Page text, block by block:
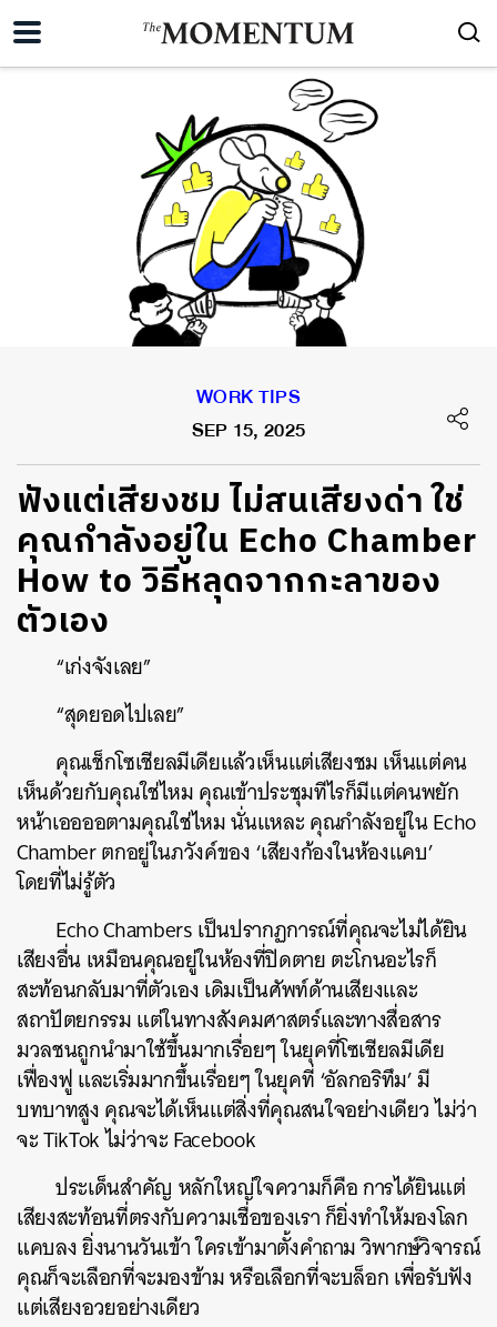
WORK TIPS
SEP 15, 2025
ฟังแต่เสียงชม ไม่สนเสียงด่า ใช่
คุณกำลังอยู่ใน Echo Chamber
How to วิธีหลุดจากกะลาของ
ตัวเอง
“เก่งจังเลย”
“สุดยอดไปเลย”
คุณเช็กโซเชียลมีเดียแล้วเห็นแต่เสียงชม เห็นแต่คน
เห็นด้วยกับคุณใช่ไหม คุณเข้าประชุมทีไรก็มีแต่คนพยัก
หน้าเออออตามคุณใช่ไหม นั่นแหละ คุณกำลังอยู่ใน Echo
Chamber ตกอยู่ในภวังค์ของ ‘เสียงก้องในห้องแคบ’
โดยที่ไม่รู้ตัว
Echo Chambers เป็นปรากฏการณ์ที่คุณจะไม่ได้ยิน
เสียงอื่น เหมือนคุณอยู่ในห้องที่ปิดตาย ตะโกนอะไรก็
สะท้อนกลับมาที่ตัวเอง เดิมเป็นศัพท์ด้านเสียงและ
สถาปัตยกรรม แต่ในทางสังคมศาสตร์และทางสื่อสาร
มวลชนถูกนำมาใช้ขึ้นมากเรื่อยๆ ในยุคที่โซเชียลมีเดีย
เฟื่องฟู และเริ่มมากขึ้นเรื่อยๆ ในยุคที่ ‘อัลกอริทึม’ มี
บทบาทสูง คุณจะได้เห็นแต่สิ่งที่คุณสนใจอย่างเดียว ไม่ว่า
จะ TikTok ไม่ว่าจะ Facebook
ประเด็นสำคัญ หลักใหญ่ใจความก็คือ การได้ยินแต่
เสียงสะท้อนที่ตรงกับความเชื่อของเรา ก็ยิ่งทำให้มองโลก
แคบลง ยิ่งนานวันเข้า ใครเข้ามาตั้งคำถาม วิพากษ์วิจารณ์
คุณก็จะเลือกที่จะมองข้าม หรือเลือกที่จะบล็อก เพื่อรับฟัง
แต่เสียงอวยอย่างเดียว